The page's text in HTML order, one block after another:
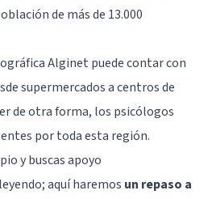
de más de 13.000
Alginet puede contar con
supermercados a centros de
de otra forma, los psicólogos
por toda esta región.
y buscas apoyo
aquí haremos un repaso a